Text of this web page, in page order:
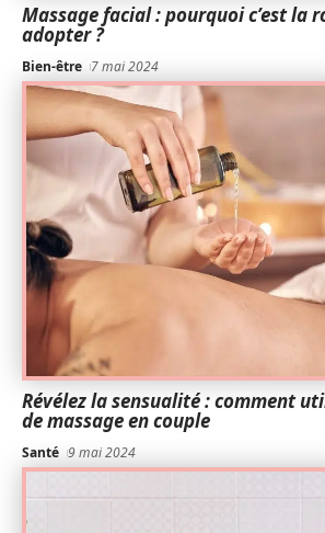
Massage facial : pourquoi c’est la
adopter ?
Bien-être 7 mai 2024
Révélez la sensualité : comment
de massage en couple
Santé 9 mai 2024